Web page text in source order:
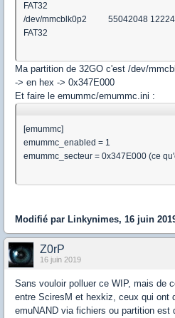
FAT32
/dev/mmcblk0p2 55042048
FAT32
Ma partition de 32GO c'est /dev/
-> en hex -> 0x347E000
Et faire le emummc/emummc.ini :
[emummc]
emummc_enabled = 1
emummc_secteur = 0x347E000 (ce
Modifié par Linkynimes, 16 juin
Z0rP
16 juin 2019
Sans vouloir polluer ce WIP, mais de
entre SciresM et hexkiz, ceux qui ont
emuNAND via fichiers ou partition est